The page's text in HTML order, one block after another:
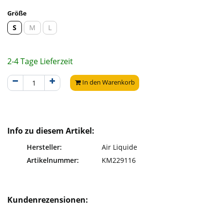
Größe
S M L
2-4 Tage Lieferzeit
In den Warenkorb
Info zu diesem Artikel:
Hersteller:
Air Liquide
Artikelnummer:
KM229116
Kundenrezensionen: